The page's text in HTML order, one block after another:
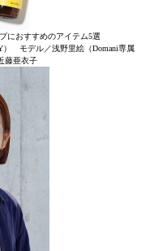
におすすめのアイテム5選
モデル／浅野里絵（Domani専属
藤亜衣子